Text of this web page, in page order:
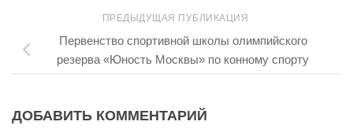
ПРЕДЫДУЩАЯ ПУБЛИКАЦИЯ
Первенство спортивной школы олимпийского
резерва «Юность Москвы» по конному спорту
ДОБАВИТЬ КОММЕНТАРИЙ